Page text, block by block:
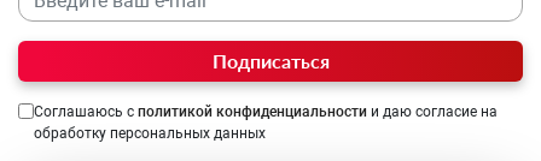
Подписаться
Соглашаюсь с политикой конфиденциальности и даю согласие на
обработку персональных данных